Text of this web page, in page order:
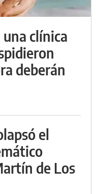
una clínica
deberán
el
de Los